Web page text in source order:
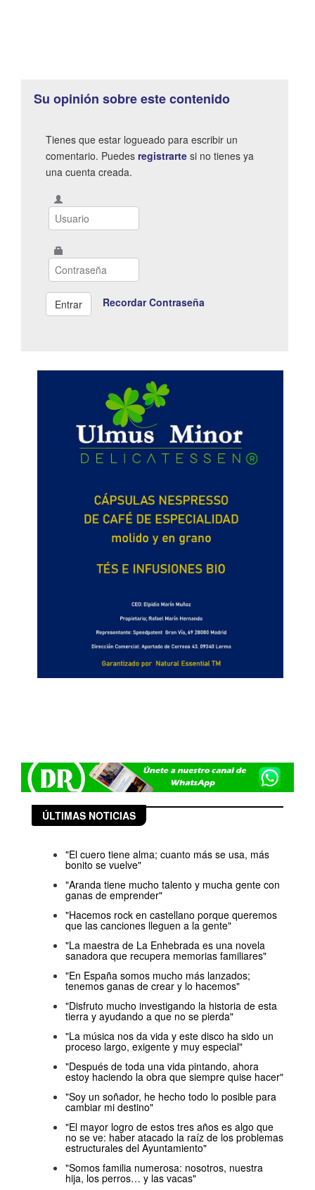
Su opinión sobre este contenido
Tienes que estar logueado para escribir un
comentario. Puedes registrarte si no tienes ya
una cuenta creada.
Recordar Contraseña
ÚLTIMAS NOTICIAS
"El cuero tiene alma; cuanto más se usa, más
bonito se vuelve"
"Aranda tiene mucho talento y mucha gente con
ganas de emprender"
"Hacemos rock en castellano porque queremos
que las canciones lleguen a la gente"
"La maestra de La Enhebrada es una novela
sanadora que recupera memorias familiares"
"En España somos mucho más lanzados;
tenemos ganas de crear y lo hacemos"
"Disfruto mucho investigando la historia de esta
tierra y ayudando a que no se pierda"
"La música nos da vida y este disco ha sido un
proceso largo, exigente y muy especial"
"Después de toda una vida pintando, ahora
estoy haciendo la obra que siempre quise hacer"
"Soy un soñador, he hecho todo lo posible para
cambiar mi destino"
"El mayor logro de estos tres años es algo que
no se ve: haber atacado la raíz de los problemas
estructurales del Ayuntamiento"
"Somos familia numerosa: nosotros, nuestra
hija, los perros… y las vacas"